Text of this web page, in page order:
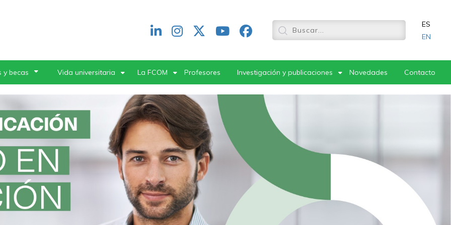
Redes
header
ES
EN
y becas Vida universitaria La FCOM Profesores Investigación y publicaciones Novedades Contacto